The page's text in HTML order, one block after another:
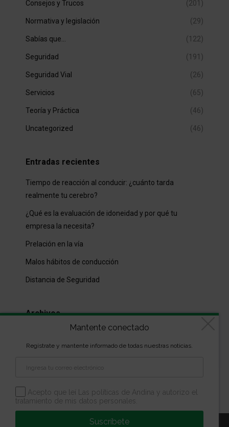
Consejos y Trucos (201)
Normativa y legislación (29)
Sabías que… (122)
Seguridad (191)
Seguridad Vial (26)
Servicios (65)
Teoría y Práctica (46)
Uncategorized (46)
Entradas recientes
Tiempo de reacción al conducir: ¿cuánto tarda
realmente tu cerebro?
¿Qué es la evaluación de idoneidad y por qué tu
empresa la necesita?
Prelación en la vía
Malos hábitos de conducción
Distancia de Seguridad
Archivos
propiedad de la Escuela Andina | Todos los derechos
reservados
Política de Privacidad
Mantente conectado
Regístrate y mantente informado de todas nuestras noticias.
Acepto que leí Las políticas de Andina y autorizo el
tratamiento de mis datos personales.
Suscríbete